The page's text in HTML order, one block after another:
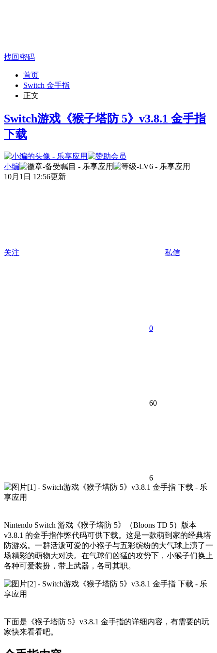
找回密码
首页
Switch 金手指
正文
Switch游戏《猴子塔防 5》v3.8.1 金手指
下载
小编
10月1日 12:56更新
关注 私信
0
60
6
Nintendo Switch 游戏《猴子塔防 5》（Bloons TD 5）版本
v3.8.1 的金手指作弊代码可供下载。这是一款萌到家的经典塔
防游戏。一群活泼可爱的小猴子与五彩缤纷的大气球上演了一
场精彩的萌物大对决。在气球们凶猛的攻势下，小猴子们换上
各种可爱装扮，带上武器，各司其职。
下面是《猴子塔防 5》v3.8.1 金手指的详细内容，有需要的玩
家快来看看吧。